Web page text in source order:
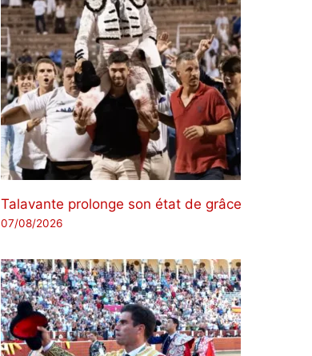
Talavante prolonge son état de grâce
07/08/2026